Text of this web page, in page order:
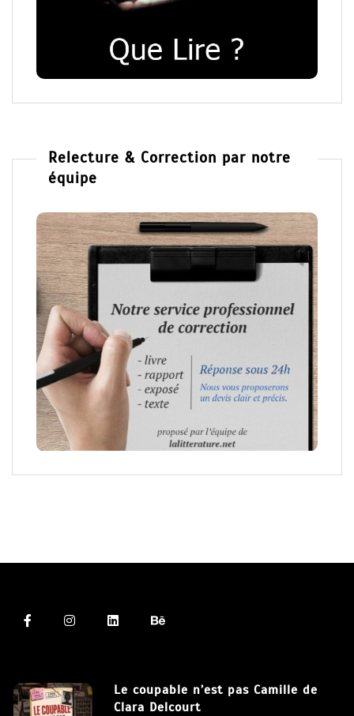
Relecture & Correction par notre
équipe
Le coupable n’est pas Camille de
Clara Delcourt